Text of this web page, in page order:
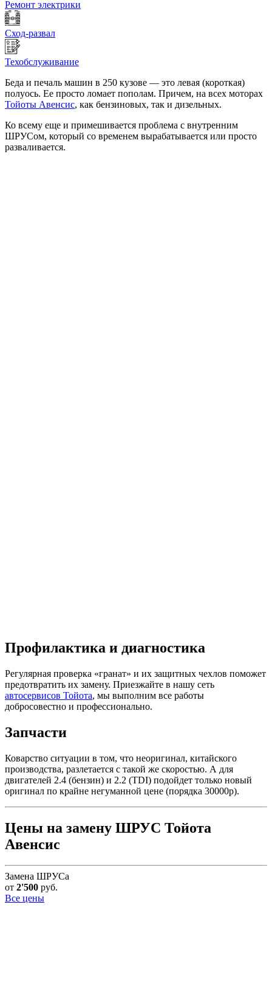
Ремонт электрики
Сход-развал
Техобслуживание
Беда и печаль машин в 250 кузове — это левая (короткая)
полуось. Ее просто ломает пополам. Причем, на всех моторах
Тойоты Авенсис, как бензиновых, так и дизельных.
Ко всему еще и примешивается проблема с внутренним
ШРУСом, который со временем вырабатывается или просто
разваливается.
Профилактика и диагностика
Регулярная проверка «гранат» и их защитных чехлов поможет
предотвратить их замену. Приезжайте в нашу сеть
автосервисов Тойота, мы выполним все работы
добросовестно и профессионально.
Запчасти
Коварство ситуации в том, что неоригинал, китайского
производства, разлетается с такой же скоростью. А для
двигателей 2.4 (бензин) и 2.2 (TDI) подойдет только новый
оригинал по крайне негуманной цене (порядка 30000р).
Цены на замену ШРУС Тойота
Авенсис
Замена ШРУСа
от 2'500 руб.
Все цены